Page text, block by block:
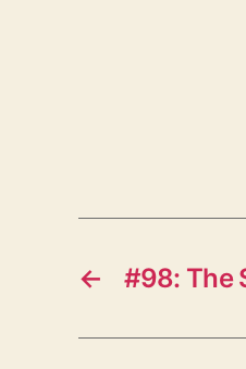
← #98: The